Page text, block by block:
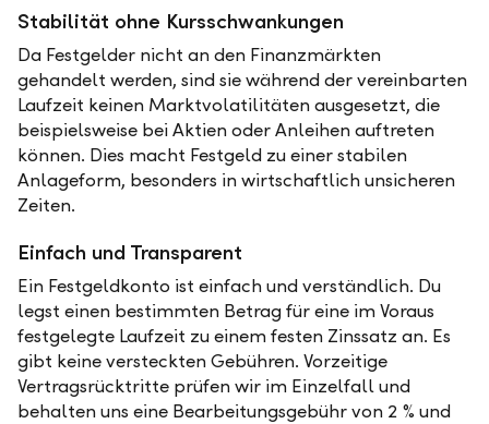
Stabilität ohne Kursschwankungen
Da Festgelder nicht an den Finanzmärkten
gehandelt werden, sind sie während der vereinbarten
Laufzeit keinen Marktvolatilitäten ausgesetzt, die
beispielsweise bei Aktien oder Anleihen auftreten
können. Dies macht Festgeld zu einer stabilen
Anlageform, besonders in wirtschaftlich unsicheren
Zeiten.
Einfach und Transparent
Ein Festgeldkonto ist einfach und verständlich. Du
legst einen bestimmten Betrag für eine im Voraus
festgelegte Laufzeit zu einem festen Zinssatz an. Es
gibt keine versteckten Gebühren. Vorzeitige
Vertragsrücktritte prüfen wir im Einzelfall und
behalten uns eine Bearbeitungsgebühr von 2 % und